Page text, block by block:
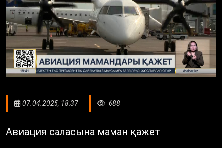
07.04.2025, 18:37 688
Авиация саласына маман қажет